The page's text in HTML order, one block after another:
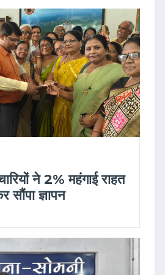
ने 2% महंगाई राहत
सौंपा ज्ञापन